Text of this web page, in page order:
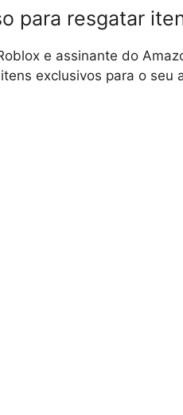
para resgatar
e assinante do
exclusivos para o seu